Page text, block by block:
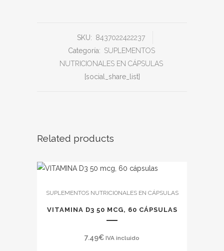
SKU: 8437022422237
Categoría: SUPLEMENTOS
NUTRICIONALES EN CÁPSULAS
[social_share_list]
Related products
SUPLEMENTOS NUTRICIONALES EN CÁPSULAS
VITAMINA D3 50 MCG, 60 CÁPSULAS
7.49€ IVA incluido